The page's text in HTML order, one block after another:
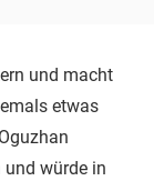
und macht
etwas
und würde in